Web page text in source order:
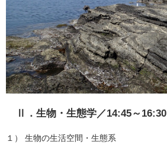
Ⅱ．生物・生態学／14:45～16:30
１） 生物の生活空間・生態系